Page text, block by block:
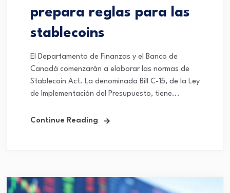
prepara reglas para las
stablecoins
El Departamento de Finanzas y el Banco de
Canadá comenzarán a elaborar las normas de
Stablecoin Act. La denominada Bill C-15, de la Ley
de Implementación del Presupuesto, tiene...
Continue Reading